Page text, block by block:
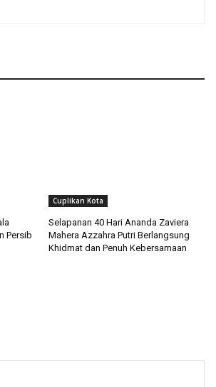
Persib
Cuplikan Kota
Selapanan 40 Hari Ananda Zaviera
Mahera Azzahra Putri Berlangsung
Khidmat dan Penuh Kebersamaan